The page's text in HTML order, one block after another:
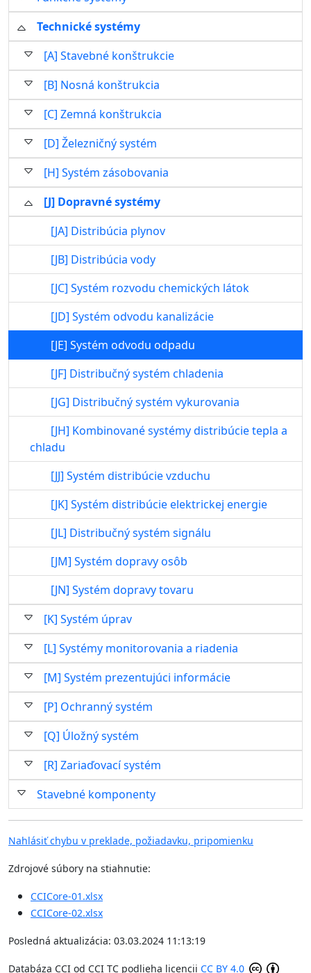
Technické systémy
[A] Stavebné konštrukcie
[B] Nosná konštrukcia
[C] Zemná konštrukcia
[D] Železničný systém
[H] Systém zásobovania
[J] Dopravné systémy
[JA] Distribúcia plynov
[JB] Distribúcia vody
[JC] Systém rozvodu chemických látok
[JD] Systém odvodu kanalizácie
[JE] Systém odvodu odpadu
[JF] Distribučný systém chladenia
[JG] Distribučný systém vykurovania
[JH] Kombinované systémy distribúcie tepla a
chladu
[JJ] Systém distribúcie vzduchu
[JK] Systém distribúcie elektrickej energie
[JL] Distribučný systém signálu
[JM] Systém dopravy osôb
[JN] Systém dopravy tovaru
[K] Systém úprav
[L] Systémy monitorovania a riadenia
[M] Systém prezentujúci informácie
[P] Ochranný systém
[Q] Úložný systém
[R] Zariaďovací systém
Stavebné komponenty
Nahlásiť chybu v preklade, požiadavku, pripomienku
Zdrojové súbory na stiahnutie:
CCICore-01.xlsx
CCICore-02.xlsx
Posledná aktualizácia: 03.03.2024 11:13:19
Databáza CCI od CCI TC podlieha licencii CC BY 4.0